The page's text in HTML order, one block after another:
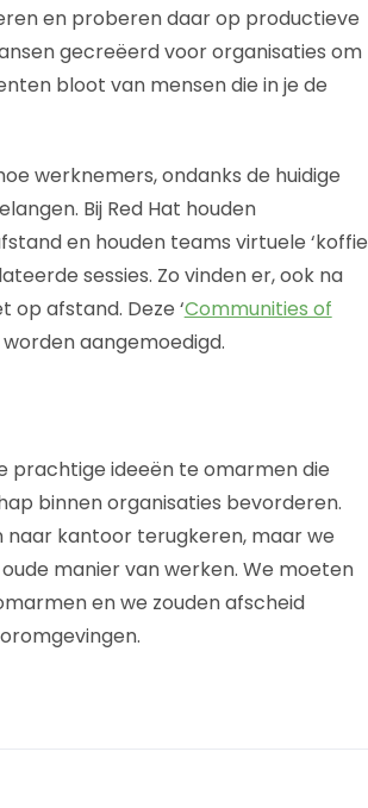
en proberen daar op productieve
gecreëerd voor organisaties om
bloot van mensen die in je de
werknemers, ondanks de huidige
Bij Red Hat houden
en houden teams virtuele ‘koffie
sessies. Zo vinden er, ook na
op afstand. Deze ‘Communities of
aangemoedigd.
prachtige ideeën te omarmen die
binnen organisaties bevorderen.
naar kantoor terugkeren, maar we
manier van werken. We moeten
en we zouden afscheid